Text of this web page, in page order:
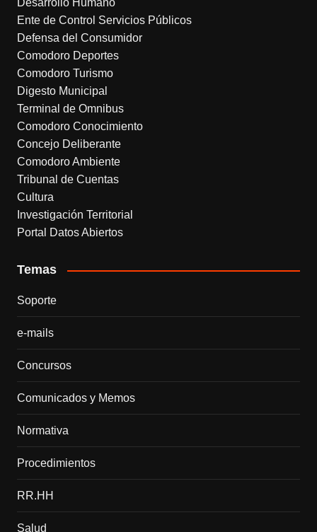
Desarrollo Humano
Ente de Control Servicios Públicos
Defensa del Consumidor
Comodoro Deportes
Comodoro Turismo
Digesto Municipal
Terminal de Omnibus
Comodoro Conocimiento
Concejo Deliberante
Comodoro Ambiente
Tribunal de Cuentas
Cultura
Investigación Territorial
Portal Datos Abiertos
Temas
Soporte
e-mails
Concursos
Comunicados y Memos
Normativa
Procedimientos
RR.HH
Salud